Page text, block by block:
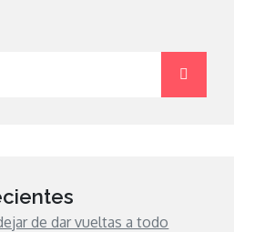
de dar vueltas a todo